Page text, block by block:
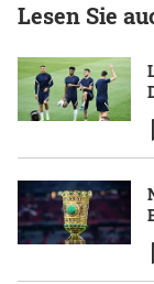
Lesen Sie